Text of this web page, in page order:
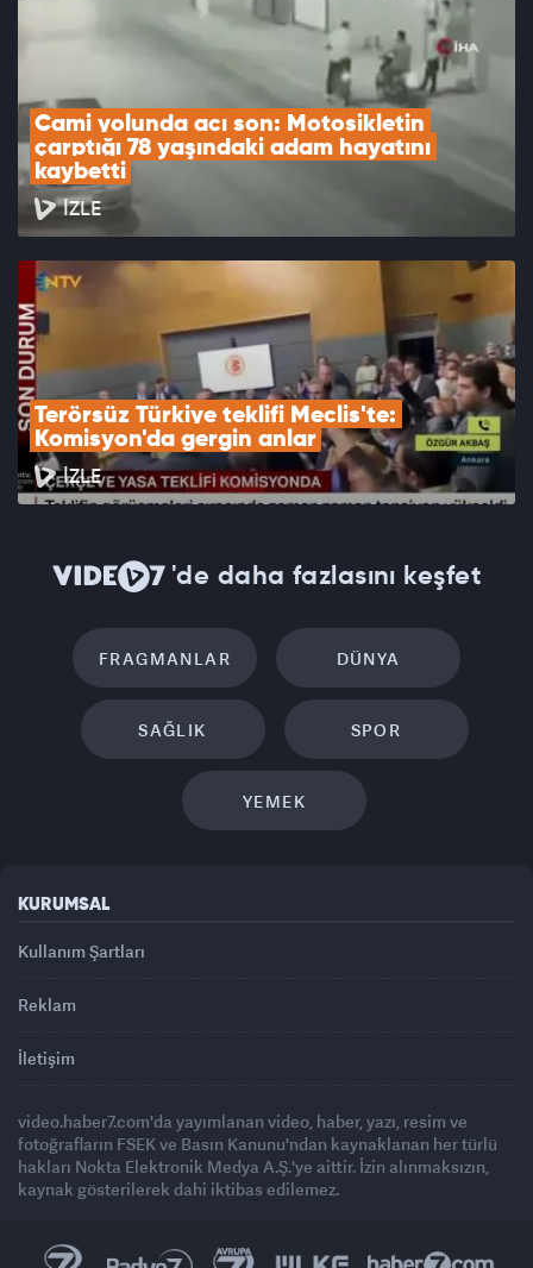
Cami yolunda acı son: Motosikletin
çarptığı 78 yaşındaki adam hayatını
kaybetti
İZLE
Terörsüz Türkiye teklifi Meclis'te:
Komisyon'da gergin anlar
İZLE
'de daha fazlasını keşfet
FRAGMANLAR DÜNYA
SAĞLIK SPOR
YEMEK
KURUMSAL
Kullanım Şartları
Reklam
İletişim
video.haber7.com'da yayımlanan video, haber, yazı, resim ve
fotoğrafların FSEK ve Basın Kanunu'ndan kaynaklanan her türlü
hakları Nokta Elektronik Medya A.Ş.'ye aittir. İzin alınmaksızın,
kaynak gösterilerek dahi iktibas edilemez.